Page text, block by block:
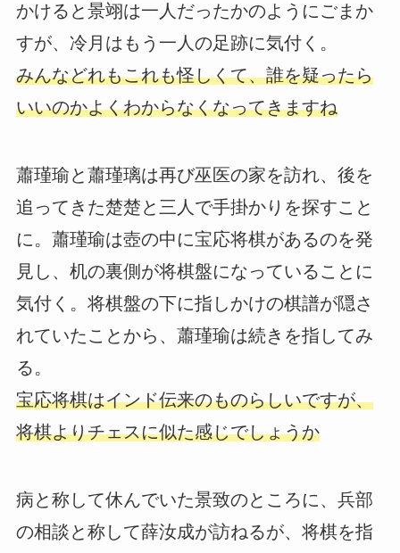
かけると景翊は一人だったかのようにごまか
すが、冷月はもう一人の足跡に気付く。
みんなどれもこれも怪しくて、誰を疑ったら
いいのかよくわからなくなってきますね
蕭瑾瑜と蕭瑾璃は再び巫医の家を訪れ、後を
追ってきた楚楚と三人で手掛かりを探すこと
に。蕭瑾瑜は壺の中に宝応将棋があるのを発
見し、机の裏側が将棋盤になっていることに
気付く。将棋盤の下に指しかけの棋譜が隠さ
れていたことから、蕭瑾瑜は続きを指してみ
る。
宝応将棋はインド伝来のものらしいですが、
将棋よりチェスに似た感じでしょうか
病と称して休んでいた景致のところに、兵部
の相談と称して薛汝成が訪ねるが、将棋を指